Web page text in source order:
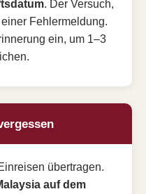
. Der Versuch,
Fehlermeldung.
ein, um 1–3
übertragen.
auf dem